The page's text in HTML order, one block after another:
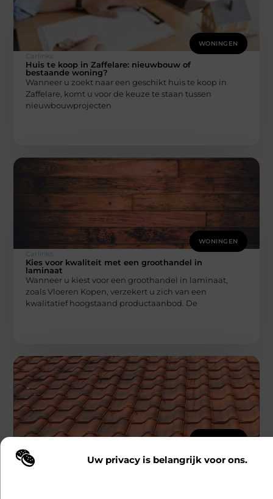
Uw privacy is belangrijk voor ons.
Wij maken gebruik van cookies en vergelijkbare technologieën om te
WONINGEN
Carlinks
Huis te koop in Zaffelare: nieuwbouw of
bestaande woning?
Wanneer u zoekt naar een geschikt huis te koop in
Zaffelare, komt u voor de keuze te staan tussen
nieuwbouwprojecten
WONINGEN
Carlinks
Kies voor kwaliteit met een groothandel in
laminaat
Wanneer u kiest voor een groothandel in laminaat,
zoals Vloeren Kopen, verzekert u zich van een
kwalitatief hoogstaand productaanbod. De
WONINGEN
Carlinks
Ontdek softwash: de beste keuze voor je
gevel te reinigen in Antwerpen